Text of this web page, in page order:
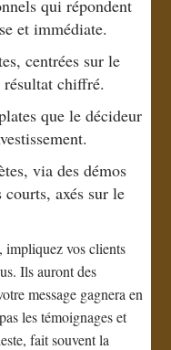
qui répondent
et immédiate.
centrées sur le
chiffré.
que le décideur
via des démos
axés sur le
impliquez vos clients
Ils auront des
message gagnera en
les témoignages et
fait souvent la